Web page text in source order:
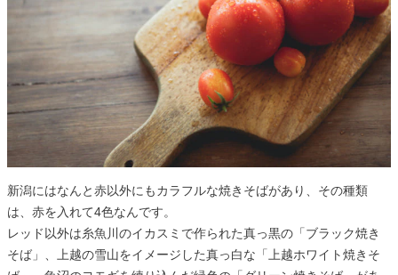
新潟にはなんと赤以外にもカラフルな焼きそばがあり、その種類
は、赤を入れて4色なんです。
レッド以外は糸魚川のイカスミで作られた真っ黒の「ブラック焼き
そば」、上越の雪山をイメージした真っ白な「上越ホワイト焼きそ